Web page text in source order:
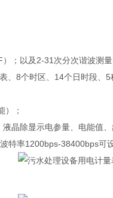
；以及2-31次分次谐波测量
8个时区、14个日时段、5
；
晶除显示电参量、电能值、
率1200bps-38400bps可